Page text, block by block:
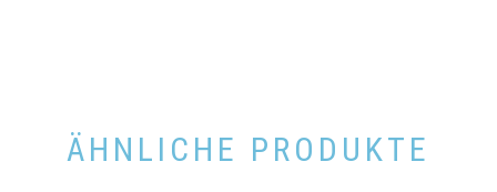
ÄHNLICHE PRODUKTE